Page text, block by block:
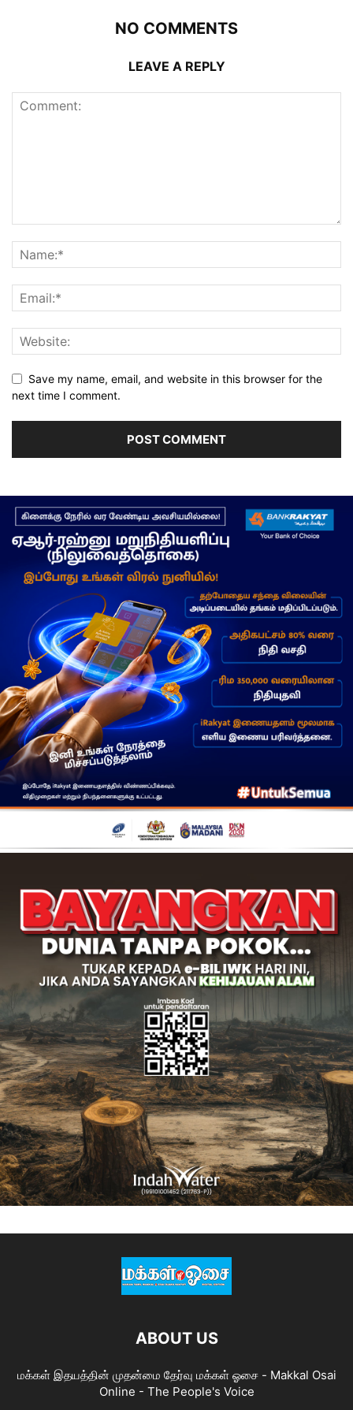
NO COMMENTS
LEAVE A REPLY
Save my name, email, and website in this browser for the
next time I comment.
ABOUT US
மக்கள் இதயத்தின் முதன்மை தேர்வு மக்கள் ஓசை - Makkal Osai
Online - The People's Voice